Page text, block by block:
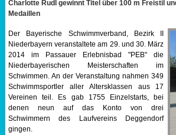
Charlotte Rudl gewinnt Titel über 100 m Freistil
Medaillen
Der Bayerische Schwimmverband, Bezirk II
Niederbayern veranstaltete am 29. und 30. März
2014 im Passauer Erlebnisbad "PEB" die
Niederbayerischen Meisterschaften im
Schwimmen. An der Veranstaltung nahmen 349
Schwimmsportler aller Altersklassen aus 17
Vereinen teil. Es gab 1755 Einzelstarts, bei
denen neun auf das Konto von drei
Schwimmern des Laufvereins Deggendorf
gingen.
Triathlon
Nordic Walking
Schwimmen
Orientierungslauf
Nachwuchsförderung
Übungs- Gruppenleiter
Dokumente
SEPA Info
Bankverbindung